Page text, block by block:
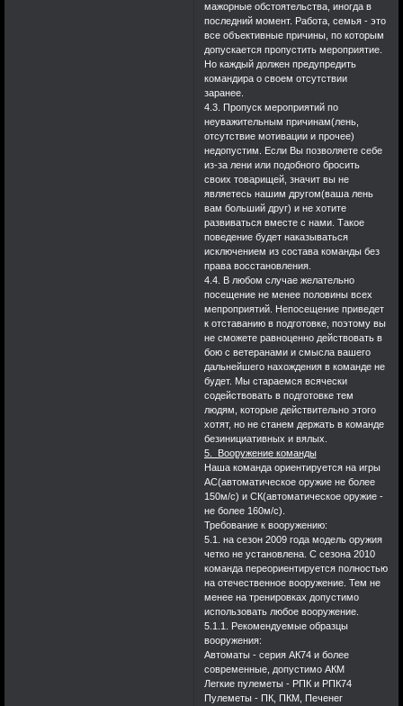
мажорные обстоятельства, иногда в
последний момент. Работа, семья - это
все объективные причины, по которым
допускается пропустить мероприятие.
Но каждый должен предупредить
командира о своем отсутствии
заранее.
4.3. Пропуск мероприятий по
неуважительным причинам(лень,
отсутствие мотивации и прочее)
недопустим. Если Вы позволяете себе
из-за лени или подобного бросить
своих товарищей, значит вы не
являетесь нашим другом(ваша лень
вам больший друг) и не хотите
развиваться вместе с нами. Такое
поведение будет наказываться
исключением из состава команды без
права восстановления.
4.4. В любом случае желательно
посещение не менее половины всех
мепроприятий. Непосещение приведет
к отставанию в подготовке, поэтому вы
не сможете равноценно действовать в
бою с ветеранами и смысла вашего
дальнейшего нахождения в команде не
будет. Мы стараемся всячески
содействовать в подготовке тем
людям, которые действительно этого
хотят, но не станем держать в команде
безинициативных и вялых.
5. Вооружение команды
Наша команда ориентируется на игры
АС(автоматическое оружие не более
150м/с) и СК(автоматическое оружие -
не более 160м/с).
Требование к вооружению:
5.1. на сезон 2009 года модель оружия
четко не установлена. С сезона 2010
команда переориентируется полностью
на отечественное вооружение. Тем не
менее на тренировках допустимо
использовать любое вооружение.
5.1.1. Рекомендуемые образцы
вооружения:
Автоматы - серия АК74 и более
современные, допустимо АКМ
Легкие пулеметы - РПК и РПК74
Пулеметы - ПК, ПКМ, Печенег